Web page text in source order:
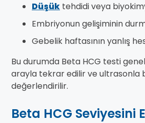
Düşük tehdidi veya
Embriyonun gelişiminin
Gebelik haftasının yanlış
Bu durumda Beta HCG testi
arayla tekrar edilir ve ultrasonla
değerlendirilir.
Beta HCG Seviyesini